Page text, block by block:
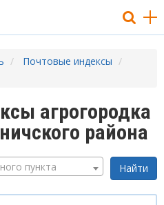
Почтовые индексы
агрогородка
района
пункта